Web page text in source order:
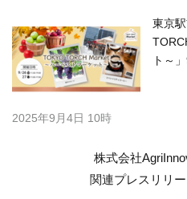
東京
ト～
2025年9月4日 10時
株式会社
関連プレスリリ